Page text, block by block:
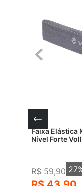
Faixa Elástica
Nível Forte
R$ 59,90 27